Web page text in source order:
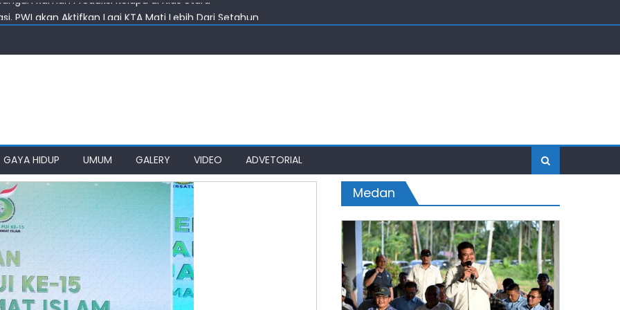
PWI akan Aktifkan Lagi KTA Mati Lebih Dari Setahun
Rumput Laut Nias Utara
GAYA HIDUP UMUM GALERY VIDEO ADVETORIAL
Medan